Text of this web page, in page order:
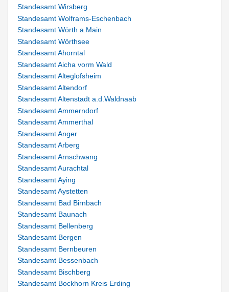
Standesamt Wirsberg
Standesamt Wolframs-Eschenbach
Standesamt Wörth a.Main
Standesamt Wörthsee
Standesamt Ahorntal
Standesamt Aicha vorm Wald
Standesamt Alteglofsheim
Standesamt Altendorf
Standesamt Altenstadt a.d.Waldnaab
Standesamt Ammerndorf
Standesamt Ammerthal
Standesamt Anger
Standesamt Arberg
Standesamt Arnschwang
Standesamt Aurachtal
Standesamt Aying
Standesamt Aystetten
Standesamt Bad Birnbach
Standesamt Baunach
Standesamt Bellenberg
Standesamt Bergen
Standesamt Bernbeuren
Standesamt Bessenbach
Standesamt Bischberg
Standesamt Bockhorn Kreis Erding